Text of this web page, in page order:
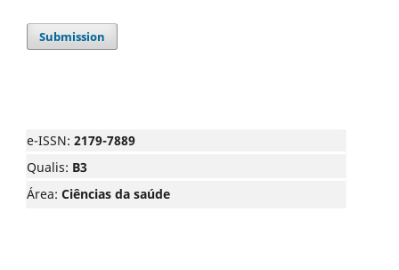
Submission
e-ISSN: 2179-7889
Qualis: B3
Área: Ciências da saúde